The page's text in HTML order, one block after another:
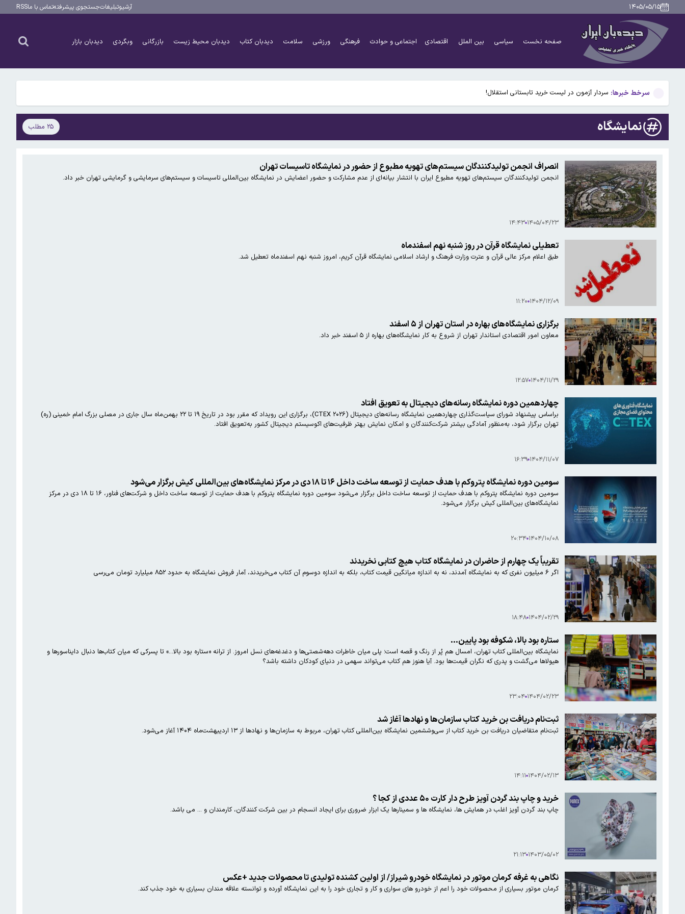
۱۴۰۵/۰۵/۱۵ آرشیوتبلیغاتجستجوی پیشرفتهتماس با ماRSS
صفحه نخست سیاسی بین الملل اقتصادی اجتماعی و حوادث فرهنگی ورزشی سلامت دیدبان کتاب دیدبان محیط زیست بازرگانی وبگردی دیدبان بازار
سرخط خبرها:
شهردار تهران: تا ۱۵ روز دیگر گودهای جنوب تهران به پارک تبدیل می شود/ ۴۱۱ هزار متر اراضی جنوب شهر تبدیل به پارک، دریاچه، آمفی تئاتر و کاخ جوانان می شود
آخرین قیمت طلا و سکه ۱۵ مردادماه ۱۴۰۵+جدول قیمت/ طلا هر گرم ۱۸ میلیون و ۶۱۸ هزار تومان شد
افزایش شمار غرق‌شدگی در ساحل رامسر
سردار آزمون در لیست خرید تابستانی استقلال!
انتقاد عضو هیئت رئیسه مجلس از سخنگوی وزارت خارجه/ درباره چیزی به نام توافق جدید، لطفا ملت مبعوث‌شده را نیز محرم بدانید
آخرین قیمت طلا و سکه ۱۵ مردادماه ۱۴۰۵+جدول قیمت/ طلا هر گرم ۱۸ میلیون و ۶۱۸ هزار تومان شد
افزایش شمار غرق‌شدگی در ساحل رامسر
نمایشگاه ۲۵ مطلب
انصراف انجمن تولیدکنندگان سیستم‌های تهویه مطبوع از حضور در نمایشگاه تاسیسات تهران
انجمن تولیدکنندگان سیستم‌های تهویه مطبوع ایران با انتشار بیانه‌ای از عدم مشارکت و حضور اعضایش در نمایشگاه بین‌المللی تاسیسات و سیستم‌های سرمایشی و گرمایشی تهران خبر داد.
۱۴۰۵/۰۴/۲۳ ۱۴:۴۳
تعطیلی نمایشگاه قرآن در روز شنبه نهم اسفندماه
طبق اعلام مرکز عالی قرآن و عترت وزارت فرهنگ و ارشاد اسلامی نمایشگاه قرآن کریم، امروز شنبه نهم اسفندماه تعطیل شد.
۱۴۰۴/۱۲/۰۹ ۱۱:۲۰
برگزاری نمایشگاه‌های بهاره در استان تهران از ۵ اسفند
معاون امور اقتصادی استاندار تهران از شروع به کار نمایشگاه‌های بهاره از ۵ اسفند خبر داد.
۱۴۰۴/۱۱/۲۹ ۱۲:۵۷
چهاردهمین دوره نمایشگاه رسانه‌های دیجیتال به تعویق افتاد
براساس پیشنهاد شورای سیاست‌گذاری چهاردهمین نمایشگاه رسانه‌های دیجیتال (CTEX ۲۰۲۶)، برگزاری این رویداد که مقرر بود در تاریخ ۱۹ تا ۲۲ بهمن‌ماه سال جاری در مصلی بزرگ امام خمینی (ره)
تهران برگزار شود، به‌منظور آمادگی بیشتر شرکت‌کنندگان و امکان نمایش بهتر ظرفیت‌های اکوسیستم دیجیتال کشور به‌تعویق افتاد.
۱۴۰۴/۱۱/۰۷ ۱۶:۳۹
سومین دوره نمایشگاه پتروکم با هدف حمایت از توسعه ساخت داخل ۱۶ تا ۱۸ دی در مرکز نمایشگاه‌های بین‌المللی کیش برگزار می‌شود
سومین دوره نمایشگاه پتروکم با هدف حمایت از توسعه ساخت داخل برگزار می‌شود سومین دوره نمایشگاه پتروکم با هدف حمایت از توسعه ساخت داخل و شرکت‌های فناور، ۱۶ تا ۱۸ دی در مرکز
نمایشگاه‌های بین‌المللی کیش برگزار می‌شود.
۱۴۰۴/۱۰/۰۸ ۲۰:۳۴
تقریباً یک چهارم از حاضران در نمایشگاه کتاب هیچ کتابی نخریدند
اگر ۶ میلیون نفری که به نمایشگاه آمدند، نه به اندازه میانگین قیمت کتاب، بلکه به اندازه دوسوم آن کتاب می‌خریدند، آمار فروش نمایشگاه به حدود ۸۵۲ میلیارد تومان می‌رسی
۱۴۰۴/۰۲/۲۹ ۱۸:۴۸
ستاره بود بالا، شکوفه بود پایین...
نمایشگاه بین‌المللی کتاب تهران، امسال هم پُر از رنگ و قصه است؛ پلی میان خاطرات دهه‌شصتی‌ها و دغدغه‌های نسل امروز. از ترانه‌ «ستاره بود بالا...» تا پسرکی که میان کتاب‌ها دنبال دایناسورها و
هیولاها می‌گشت و پدری که نگران قیمت‌ها بود. آیا هنوز هم کتاب می‌تواند سهمی در دنیای کودکان داشته باشد؟
۱۴۰۴/۰۲/۲۳ ۲۳:۰۴
ثبت‌نام دریافت بن خرید کتاب سازمان‌ها و نهادها آغاز شد
ثبت‌نام متقاضیان دریافت بن‌ خرید کتاب از سی‌وششمین نمایشگاه بین‌المللی کتاب تهران، مربوط به سازمان‌ها و نهادها از ۱۳ اردیبهشت‌ماه ۱۴۰۴ آغاز می‌شود.
۱۴۰۴/۰۲/۱۳ ۱۴:۱۱
خرید و چاپ بند گردن آویز طرح دار کارت ۵۰ عددی از کجا ؟
چاپ بند گردن آویز اغلب در همایش ها، نمایشگاه ها و سمینارها یک ابزار ضروری برای ایجاد انسجام در بین شرکت کنندگان، کارمندان و ... می باشد.
۱۴۰۳/۰۵/۰۲ ۲۱:۱۳
نگاهی به غرفه کرمان موتور در نمایشگاه خودرو شیراز/ از اولین کشنده تولیدی تا محصولات جدید +عکس
کرمان موتور بسیاری از محصولات خود را اعم از خودرو های سواری و کار و تجاری خود را به این نمایشگاه آورده و توانسته علاقه مندان بسیاری به خود جذب کند.